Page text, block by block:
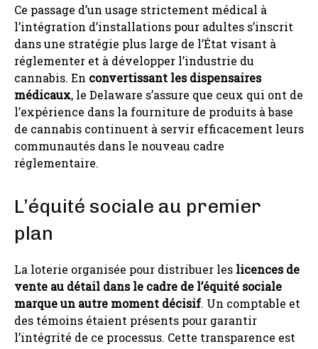
Ce passage d’un usage strictement médical à
l’intégration d’installations pour adultes s’inscrit
dans une stratégie plus large de l’État visant à
réglementer et à développer l’industrie du
cannabis. En convertissant les dispensaires
médicaux, le Delaware s’assure que ceux qui ont de
l’expérience dans la fourniture de produits à base
de cannabis continuent à servir efficacement leurs
communautés dans le nouveau cadre
réglementaire.
L’équité sociale au premier
plan
La loterie organisée pour distribuer les licences de
vente au détail dans le cadre de l’équité sociale
marque un autre moment décisif. Un comptable et
des témoins étaient présents pour garantir
l’intégrité de ce processus. Cette transparence est